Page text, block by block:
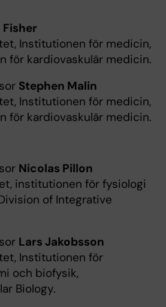
Fisher
Institutionen för medicin,
för kardiovaskulär medicin.
Stephen Malin
Institutionen för medicin,
för kardiovaskulär medicin.
Nicolas Pillon
institutionen för fysiologi
of Integrative
Lars Jakobsson
Institutionen för
och biofysik,
Biology.